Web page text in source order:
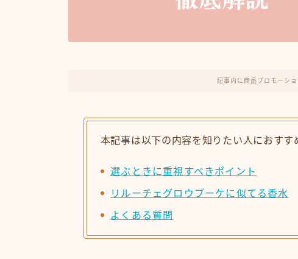
記事内に商品プロモーシ
本記事は以下の内容を知りたい人におすす
選ぶときに重視すべきポイント
リルーチェグロウブーケに似てる香水
よくある質問